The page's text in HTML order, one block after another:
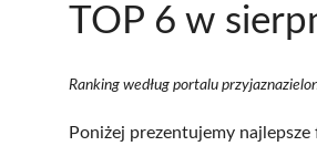
TOP 6 w
Ranking według portalu
Poniżej prezentujemy